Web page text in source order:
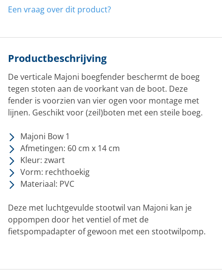
Een vraag over dit product?
Productbeschrijving
De verticale Majoni boegfender beschermt de boeg
tegen stoten aan de voorkant van de boot. Deze
fender is voorzien van vier ogen voor montage met
lijnen. Geschikt voor (zeil)boten met een steile boeg.
Majoni Bow 1
Afmetingen: 60 cm x 14 cm
Kleur: zwart
Vorm: rechthoekig
Materiaal: PVC
Deze met luchtgevulde stootwil van Majoni kan je
oppompen door het ventiel of met de
fietspompadapter of gewoon met een stootwilpomp.